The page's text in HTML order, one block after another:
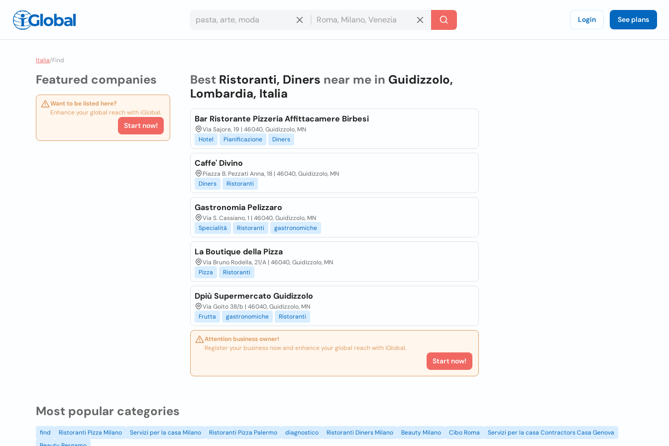
Login See plans
Italia/Find
Featured companies
Want to be listed here?
Enhance your global reach with iGlobal.
Start now!
Best Ristoranti, Diners near me in Guidizzolo,
Lombardia, Italia
Bar Ristorante Pizzeria Affittacamere Birbesi
Via Sajore, 19 | 46040, Guidizzolo, MN
Hotel
Pianificazione Diners
Caffe' Divino
Piazza B. Pezzati Anna, 18 | 46040, Guidizzolo, MN
Diners
Ristoranti
Gastronomia Pelizzaro
Via S. Cassiano, 1 | 46040, Guidizzolo, MN
Specialità
Ristoranti gastronomiche
La Boutique della Pizza
Via Bruno Rodella, 21/A | 46040, Guidizzolo, MN
Pizza
Ristoranti
Dpiù Supermercato Guidizzolo
Via Goito 38/b | 46040, Guidizzolo, MN
Frutta
gastronomiche Ristoranti
Attention business owner!
Register your business now and enhance your global reach with iGlobal.
Start now!
Most popular categories
find Ristoranti Pizza Milano Servizi per la casa Milano Ristoranti Pizza Palermo diagnostico Ristoranti Diners Milano Beauty Milano Cibo Roma
Servizi per la casa Contractors Casa Genova